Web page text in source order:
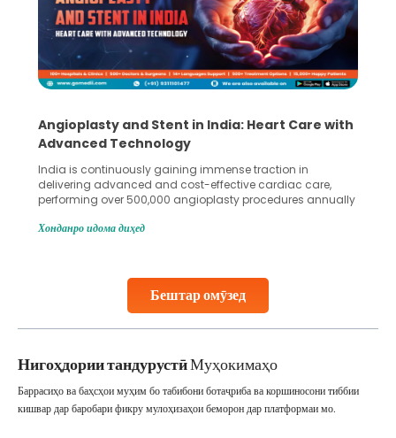
Бештар омӯзед
Angioplasty and Stent in India: Heart Care with
Advanced Technology
India is continuously gaining immense traction in
delivering advanced and cost-effective cardiac care,
performing over 500,000 angioplasty procedures annually
globe are searching for treatments like angioplasty and
Studies, such as one published
Хонданро идома диҳед
Нигоҳдории тандурустӣМуҳокимаҳо
Баррасиҳо ва баҳсҳои муҳим бо табибони ботаҷриба ва коршиносони тиббии
кишвар дар баробари фикру мулоҳизаҳои беморон дар платформаи мо.